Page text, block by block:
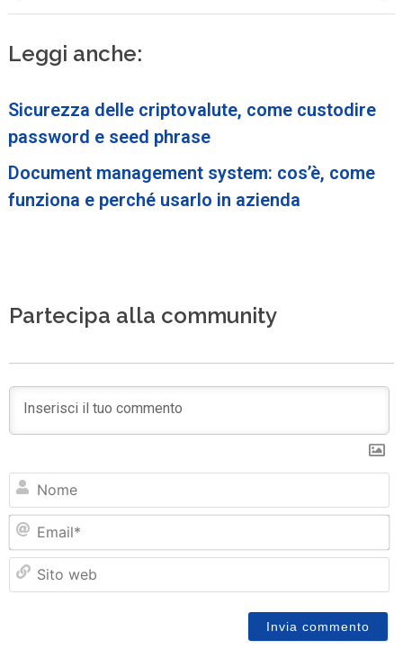
Leggi anche:
Sicurezza delle criptovalute, come custodire
password e seed phrase
Document management system: cos’è, come
funziona e perché usarlo in azienda
Partecipa alla community